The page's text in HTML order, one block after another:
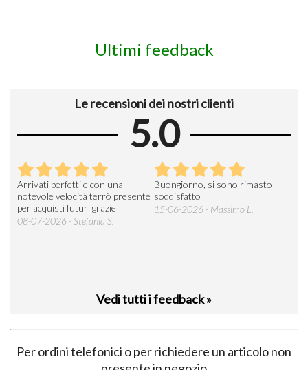
Ultimi feedback
Le recensioni dei nostri clienti
5.0
Arrivati perfetti e con una
notevole velocità terrò presente
per acquisti futuri grazie
08-07-2026 - Stefania S.
Buongiorno, si sono rimasto
soddisfatto
15-06-2026 - Massimo L.
Vedi tutti i feedback »
Per ordini telefonici o per richiedere un articolo non